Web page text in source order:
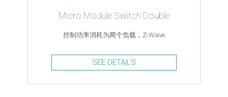
Micro Module Switch Double
控制功率消耗为两个负载，Z-Wave
SEE DETAILS